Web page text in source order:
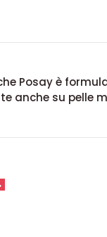
Posay è
anche su pelle